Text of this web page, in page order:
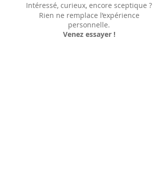
Intéressé, curieux, encore sceptique ?
Rien ne remplace l’expérience
personnelle.
Venez essayer !